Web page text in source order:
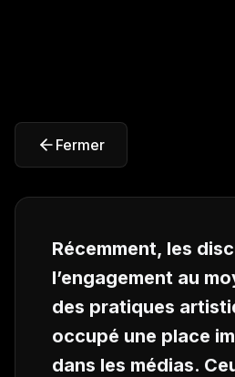
Fermer
Récemment, les
l’engagement au
des pratiques
occupé une place
dans les médias.